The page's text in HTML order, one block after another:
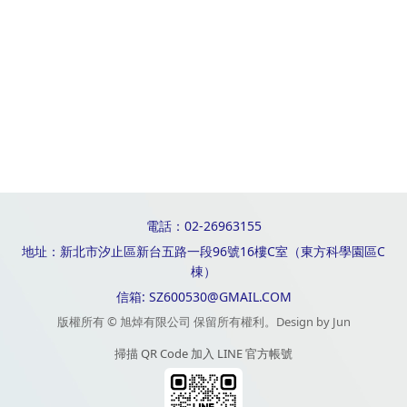
電話：02-26963155
地址：新北市汐止區新台五路一段96號16樓C室（東方科學園區C
棟）
信箱: SZ600530@GMAIL.COM
版權所有 © 旭焯有限公司 保留所有權利。Design by Jun
掃描 QR Code 加入 LINE 官方帳號